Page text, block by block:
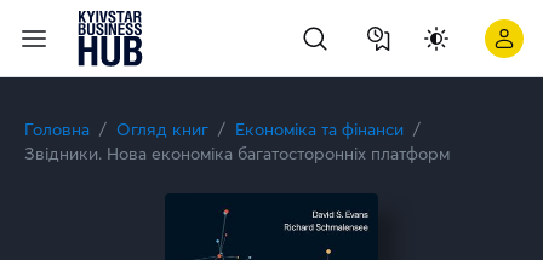
Головна Огляд книг
Економіка та фінанси
Звідники. Нова економіка багатосторонніх платформ